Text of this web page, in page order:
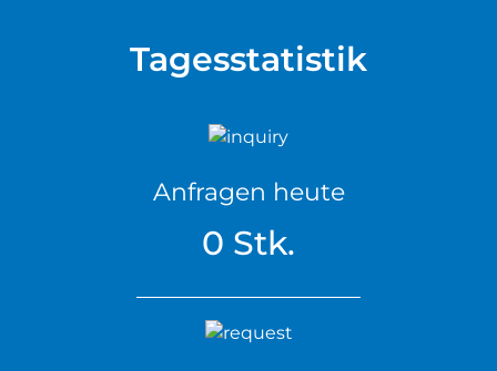
Tagesstatistik
Anfragen heute
0 Stk.